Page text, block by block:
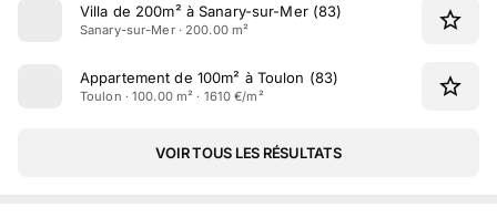
Villa de 200m² à Sanary-sur-Mer (83)
Sanary-sur-Mer · 200.00 m²
Appartement de 100m² à Toulon (83)
Toulon · 100.00 m² · 1610 €/m²
VOIR TOUS LES RÉSULTATS